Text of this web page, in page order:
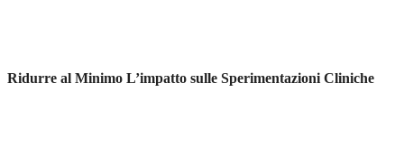
Ridurre al Minimo L’impatto sulle Sperimentazioni Cliniche